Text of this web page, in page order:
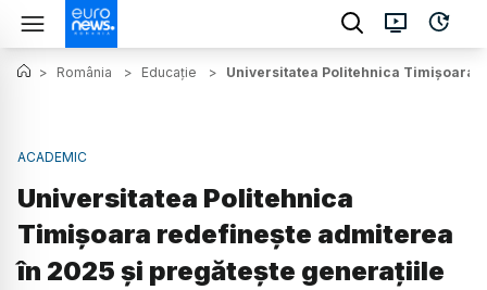
> România > Educație > Universitatea Politehnica Timișoara
ACADEMIC
Universitatea Politehnica
Timișoara redefinește admiterea
în 2025 și pregătește generațiile